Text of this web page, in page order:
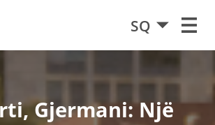
SQ
Gjermani: Një